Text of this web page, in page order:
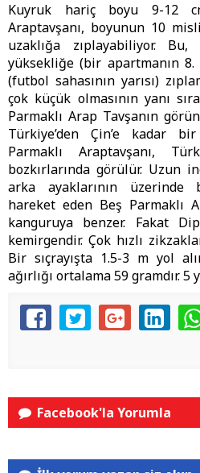
Kuyruk hariç boyu 9-12
Araptavşanı, boyunun 10
uzaklığa zıplayabiliyor.
yüksekliğe (bir apartmanın
(futbol sahasının yarısı)
çok küçük olmasının yanı
Parmaklı Arap Tavşanın
Türkiye’den Çin’e kadar
Parmaklı Araptavşanı,
bozkırlarında görülür. Uzun
arka ayaklarının üzerinde
hareket eden Beş Parmaklı
kanguruya benzer. Fakat
kemirgendir. Çok hızlı
Bir sıçrayışta 1.5-3 m yol
ağırlığı ortalama 59 gramdır.
Facebook'la Yorumla